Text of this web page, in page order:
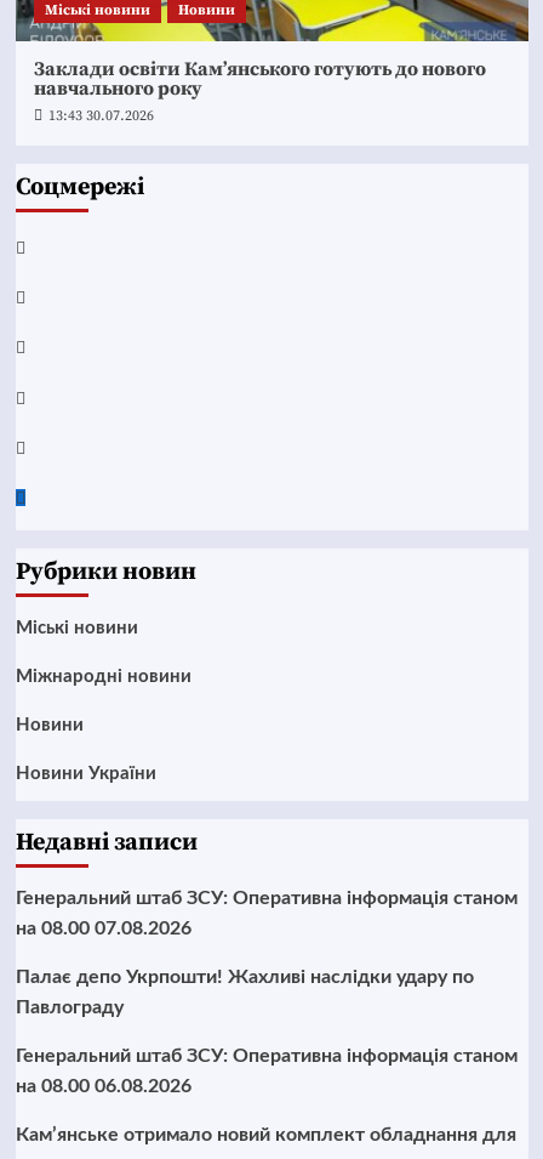
Mіські новини Новини
Заклади освіти Кам’янського готують до нового
навчального року
13:43 30.07.2026
Соцмережі
Facebook
YouTube
Telegram
Instagram
Twitter
Google
Рубрики новин
Mіські новини
Міжнародні новини
Новини
Новини України
Недавні записи
Генеральний штаб ЗСУ: Оперативна інформація станом
на 08.00 07.08.2026
Палає депо Укрпошти! Жахливі наслідки удару по
Павлограду
Генеральний штаб ЗСУ: Оперативна інформація станом
на 08.00 06.08.2026
Кам’янське отримало новий комплект обладнання для